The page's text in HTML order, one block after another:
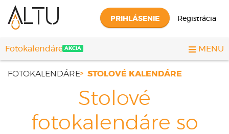
PRIHLÁSENIE Registrácia
Fotokalendáre AKCIA MENU
FOTOKALENDÁRE STOLOVÉ KALENDÁRE
Stolové
fotokalendáre so